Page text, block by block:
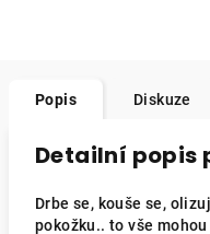
Popis Diskuze
Detailní popis
Drbe se, kouše se,
pokožku.. to vše